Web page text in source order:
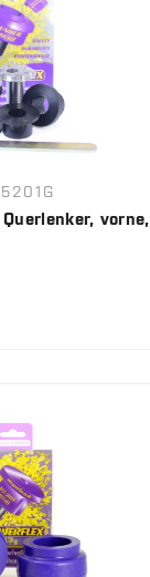
vorne,